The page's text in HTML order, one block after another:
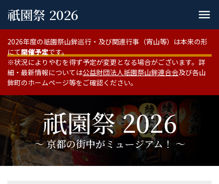
祇園祭 2026 menu
2026年度の祇園祭山鉾巡行・及び関連行事（宵山等）は本来の形
にて開催予定です。
※状況によりやむを得ず予定が変更となる場合がございます。詳
細・最新情報については公益財団法人祇園祭山鉾連合会及び各山
鉾町のホームページ等をご確認ください。
祇園祭 2026
〜 京都の街中がミュージアム！ 〜